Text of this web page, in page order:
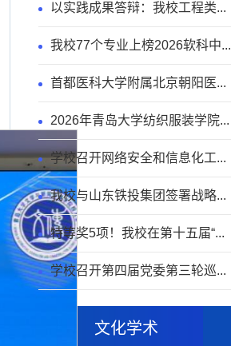
以实践成果答辩：我校工程类...
我校77个专业上榜2026软科中...
首都医科大学附属北京朝阳医...
2026年青岛大学纺织服装学院...
学校召开网络安全和信息化工...
我校与山东铁投集团签署战略...
特等奖5项！我校在第十五届“...
学校召开第四届党委第三轮巡...
文化学术